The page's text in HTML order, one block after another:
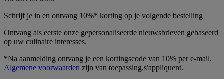
Schrijf je in en ontvang 10%* korting op je volgende bestelling
Ontvang als eerste onze gepersonaliseerde nieuwsbrieven gebaseerd
op uw culinaire interesses.
*Na aanmelding ontvang je een kortingscode van 10% per e-mail.
Algemene voorwaarden zijn van toepassing.s'appliquent.